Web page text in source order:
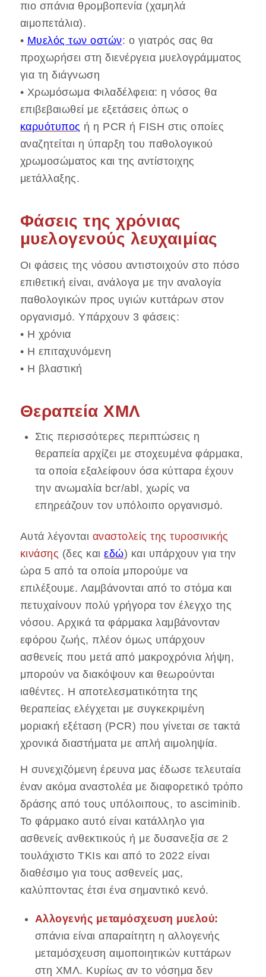
πιο σπάνια θρομβοπενία (χαμηλά
αιμοπετάλια).
• Μυελός των οστών: ο γιατρός σας θα
προχωρήσει στη διενέργεια μυελογράμματος
για τη διάγνωση
• Χρωμόσωμα Φιλαδέλφεια: η νόσος θα
επιβεβαιωθεί με εξετάσεις όπως ο
καρυότυπος ή η PCR ή FISH στις οποίες
αναζητείται η ύπαρξη του παθολογικού
χρωμοσώματος και της αντίστοιχης
μετάλλαξης.
Φάσεις της χρόνιας
μυελογενούς λευχαιμίας
Οι φάσεις της νόσου αντιστοιχούν στο πόσο
επιθετική είναι, ανάλογα με την αναλογία
παθολογικών προς υγιών κυττάρων στον
οργανισμό. Υπάρχουν 3 φάσεις:
• Η χρόνια
• Η επιταχυνόμενη
• Η βλαστική
Θεραπεία ΧΜΛ
Στις περισσότερες περιπτώσεις η
θεραπεία αρχίζει με στοχευμένα φάρμακα,
τα οποία εξαλείφουν όσα κύτταρα έχουν
την ανωμαλία bcr/abl, χωρίς να
επηρεάζουν τον υπόλοιπο οργανισμό.
Αυτά λέγονται αναστολείς της τυροσινικής
κινάσης (δες καιεδώ) και υπάρχουν για την
ώρα 5 από τα οποία μπορούμε να
επιλέξουμε. Λαμβάνονται από το στόμα και
πετυχαίνουν πολύ γρήγορα τον έλεγχο της
νόσου. Αρχικά τα φάρμακα λαμβάνονταν
εφόρου ζωής, πλέον όμως υπάρχουν
ασθενείς που μετά από μακροχρόνια λήψη,
μπορούν να διακόψουν και θεωρούνται
ιαθέντες. Η αποτελεσματικότητα της
θεραπείας ελέγχεται με συγκεκριμένη
μοριακή εξέταση (PCR) που γίνεται σε τακτά
χρονικά διαστήματα με απλή αιμοληψία.
Η συνεχιζόμενη έρευνα μας έδωσε τελευταία
έναν ακόμα αναστολέα με διαφορετικό τρόπο
δράσης από τους υπόλοιπους, το asciminib.
Το φάρμακο αυτό είναι κατάλληλο για
ασθενείς ανθεκτικούς ή με δυσανεξία σε 2
τουλάχιστο TKIs και από το 2022 είναι
διαθέσιμο για τους ασθενείς μας,
καλύπτοντας έτσι ένα σημαντικό κενό.
Αλλογενής μεταμόσχευση μυελού:
σπάνια είναι απαραίτητη η αλλογενής
μεταμόσχευση αιμοποιητικών κυττάρων
στη ΧΜΛ. Κυρίως αν το νόσημα δεν